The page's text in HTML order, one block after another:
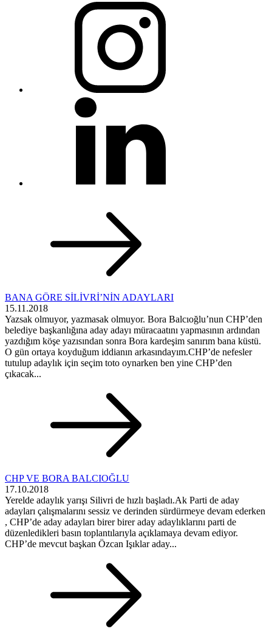
BANA GÖRE SİLİVRİ’NİN ADAYLARI
15.11.2018
Yazsak olmuyor, yazmasak olmuyor. Bora Balcıoğlu’nun CHP’den
belediye başkanlığına aday adayı müracaatını yapmasının ardından
yazdığım köşe yazısından sonra Bora kardeşim sanırım bana küstü.
O gün ortaya koyduğum iddianın arkasındayım.CHP’de nefesler
tutulup adaylık için seçim toto oynarken ben yine CHP’den
çıkacak...
CHP VE BORA BALCIOĞLU
17.10.2018
Yerelde adaylık yarışı Silivri de hızlı başladı.Ak Parti de aday
adayları çalışmalarını sessiz ve derinden sürdürmeye devam ederken
, CHP’de aday adayları birer birer aday adaylıklarını parti de
düzenledikleri basın toplantılarıyla açıklamaya devam ediyor.
CHP’de mevcut başkan Özcan Işıklar aday...